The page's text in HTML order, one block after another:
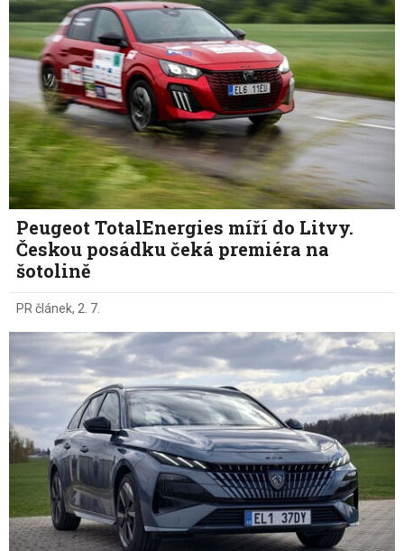
Peugeot TotalEnergies míří do Litvy.
Českou posádku čeká premiéra na
šotolině
PR článek, 2. 7.